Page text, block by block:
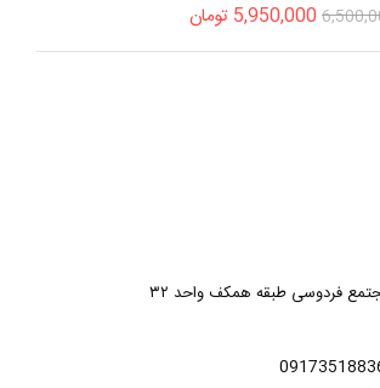
5,950,000 تومان
فردوسی طبقه همکف واحد ۳۲